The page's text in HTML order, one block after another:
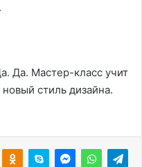
Да. Мастер-класс учит
стиль дизайна.